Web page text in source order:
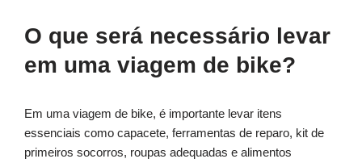
O que será necessário levar
em uma viagem de bike?
Em uma viagem de bike, é importante levar itens
essenciais como capacete, ferramentas de reparo, kit de
primeiros socorros, roupas adequadas e alimentos